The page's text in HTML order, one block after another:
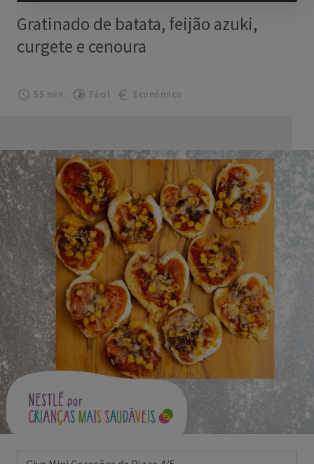
Gratinado de batata, feijão azuki,
curgete e cenoura
55 min. Fácil Económico